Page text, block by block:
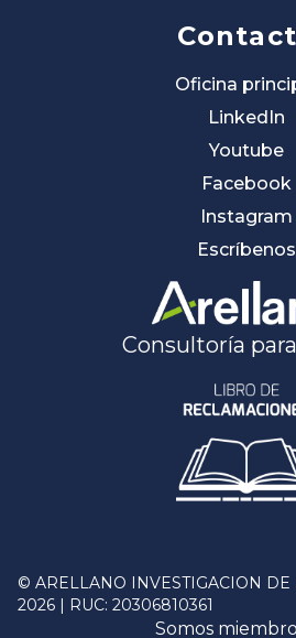
Oficina
LinkedIn
Youtube
Facebook
Instagram
Escríbenos
Consultoría
© ARELLANO INVESTIGACION DE
2026 | RUC: 20306810361
Somos